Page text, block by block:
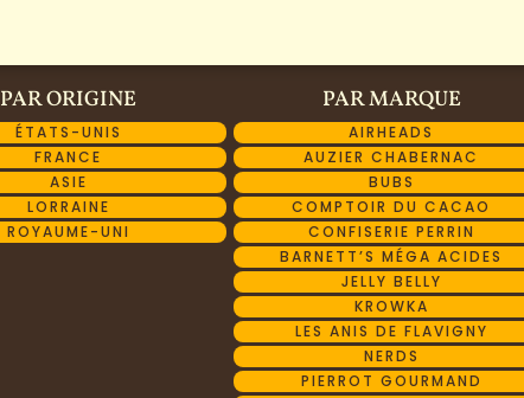
PAR ORIGINE
ÉTATS-UNIS
FRANCE
ASIE
LORRAINE
ROYAUME-UNI
PAR MARQUE
AIRHEADS
AUZIER CHABERNAC
BUBS
COMPTOIR DU CACAO
CONFISERIE PERRIN
BARNETT’S MÉGA ACIDES
JELLY BELLY
KROWKA
LES ANIS DE FLAVIGNY
NERDS
PIERROT GOURMAND